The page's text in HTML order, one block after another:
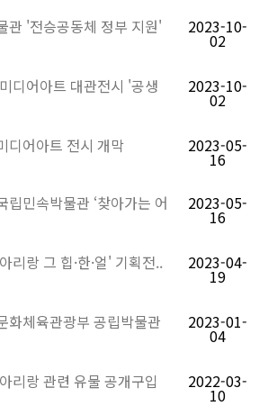
관 '전승공동체 정부 지원' 2023-10-
02
디어아트 대관전시 '공생 2023-10-
02
디어아트 전시 개막 2023-05-
16
립민속박물관 ‘찾아가는 어
2023-05-
16
리랑 그 힙·한·얼' 기획전.. 2023-04-
19
화체육관광부 공립박물관 2023-01-
04
리랑 관련 유물 공개구입 2022-03-
10